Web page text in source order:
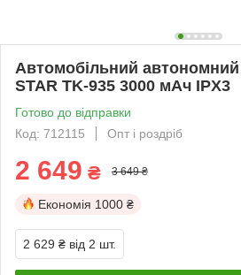
Автомобільний автономний
STAR TK-935 3000 мАч IPX3
Готово до відправки
Код: 712115
Опт і роздріб
2 649 ₴ 3 649 ₴
Економія 1000 ₴
2 629 ₴ від 2 шт.